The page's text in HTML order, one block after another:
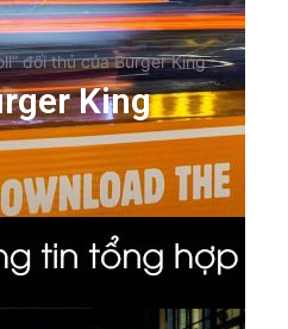
đối thủ của Burger King
King